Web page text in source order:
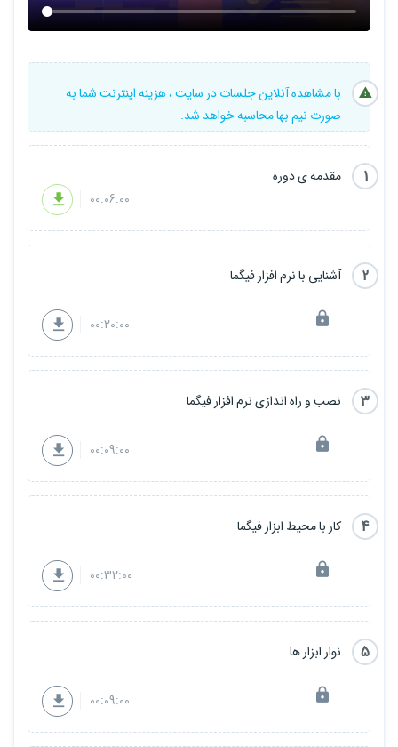
مقدمه
آشنایی با فیگما
آرتبورد ها و لایه ها
نوار ابزارها
کامپوننت ها و ماسک
متن و استایل
prototype
پلاگین ها
figjam
مدیریت پروژه
پروژه
با مشاهده آنلاین جلسات در سایت ، هزینه اینترنت شما به
صورت نیم بها محاسبه خواهد شد.
1
مقدمه ی دوره
00:06:00
2 آشنایی با نرم افزار فیگما
00:20:00
3 نصب و راه اندازی نرم افزار فیگما
00:09:00
4 کار با محیط ابزار فیگما
00:32:00
5 نوار ابزار ها
00:09:00